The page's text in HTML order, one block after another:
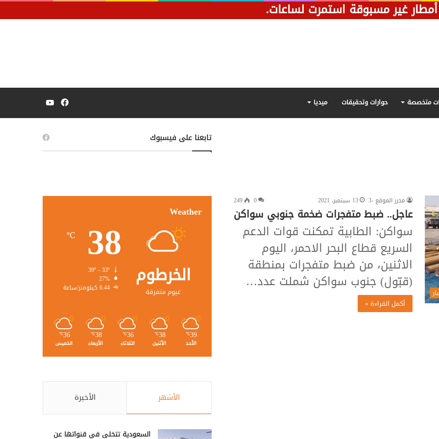
غير مسبوقة استمرت لساعات.
متخصصة حوارات وتحقيقات ميديا فيسبوك
محرر الموقع -3 13 سبتمبر، 2021 0
249
عاجل.. ضبط متفجرات ضخمة جنوبي سواكن
سواكن: الطابية تمكنت قوات الدعم
السريع قطاع البحر الاحمر، اليوم
الاثنين، من ضبط متفجرات بمنطقة
(قبّول) جنوب سواكن شملت عدد…
أكمل القراءة »
تابعنا على فيسبوك
Weather
الخرطوم
غيوم متفرقة
38
℃
27%
6.44 كيلومتر/ساعة
39
℃
الأحد
38
℃
الأثنين
36
℃
الثلاثاء
38
℃
الأربعاء
36
℃
الخميس
الأشهر الأخيرة
السعودية تتخلى في قنواتها عن